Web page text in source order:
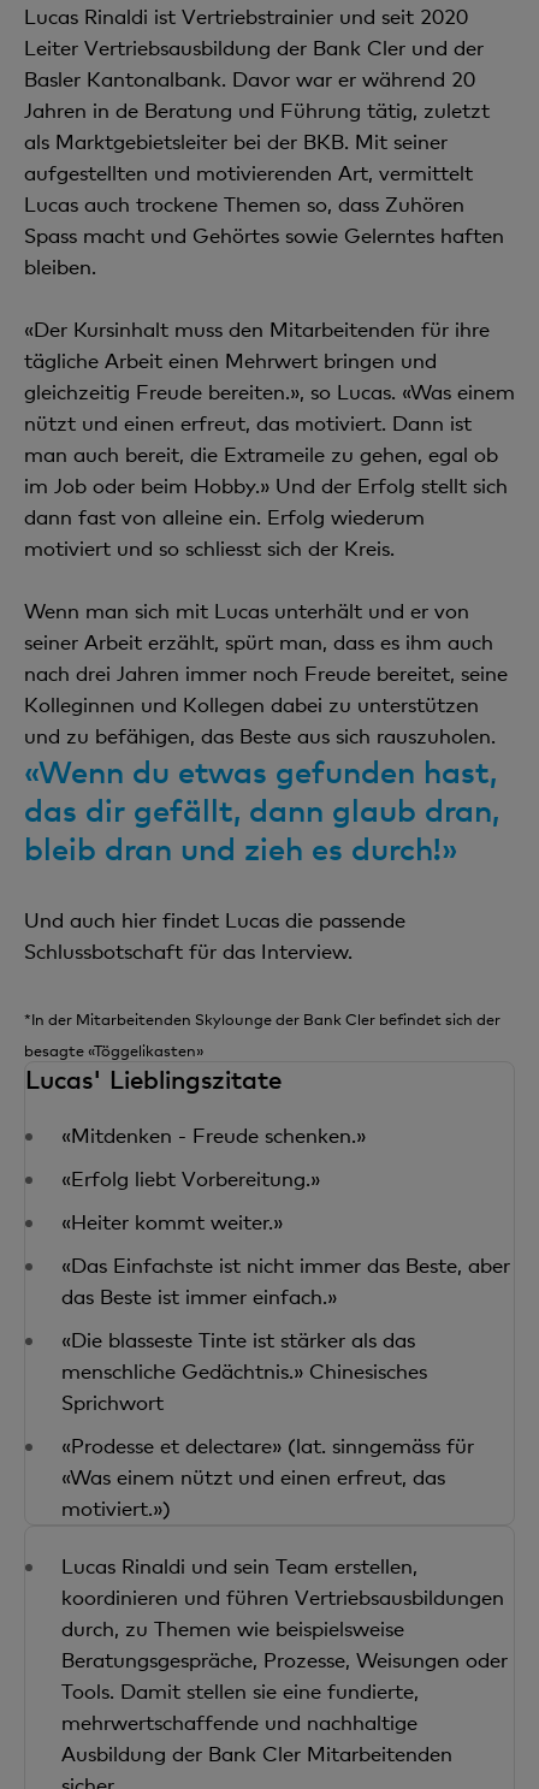
Lucas Rinaldi ist Vertriebstrainier und seit 2020
Leiter Vertriebsausbildung der Bank Cler und der
Basler Kantonalbank. Davor war er während 20
Jahren in de Beratung und Führung tätig, zuletzt
als Marktgebietsleiter bei der BKB. Mit seiner
aufgestellten und motivierenden Art, vermittelt
Lucas auch trockene Themen so, dass Zuhören
Spass macht und Gehörtes sowie Gelerntes haften
bleiben.
«Der Kursinhalt muss den Mitarbeitenden für ihre
tägliche Arbeit einen Mehrwert bringen und
gleichzeitig Freude bereiten.», so Lucas. «Was einem
nützt und einen erfreut, das motiviert. Dann ist
man auch bereit, die Extrameile zu gehen, egal ob
im Job oder beim Hobby.» Und der Erfolg stellt sich
dann fast von alleine ein. Erfolg wiederum
motiviert und so schliesst sich der Kreis.
Wenn man sich mit Lucas unterhält und er von
seiner Arbeit erzählt, spürt man, dass es ihm auch
nach drei Jahren immer noch Freude bereitet, seine
Kolleginnen und Kollegen dabei zu unterstützen
und zu befähigen, das Beste aus sich rauszuholen.
«Wenn du etwas gefunden hast,
das dir gefällt, dann glaub dran,
bleib dran und zieh es durch!»
Und auch hier findet Lucas die passende
Schlussbotschaft für das Interview.
*In der Mitarbeitenden Skylounge der Bank Cler befindet sich der
besagte «Töggelikasten»
Lucas' Lieblingszitate
«Mitdenken - Freude schenken.»
«Erfolg liebt Vorbereitung.»
«Heiter kommt weiter.»
«Das Einfachste ist nicht immer das Beste, aber
das Beste ist immer einfach.»
«Die blasseste Tinte ist stärker als das
menschliche Gedächtnis.» Chinesisches
Sprichwort
«Prodesse et delectare» (lat. sinngemäss für
«Was einem nützt und einen erfreut, das
motiviert.»)
Lucas Rinaldi und sein Team erstellen,
koordinieren und führen Vertriebsausbildungen
durch, zu Themen wie beispielsweise
Beratungsgespräche, Prozesse, Weisungen oder
Tools. Damit stellen sie eine fundierte,
mehrwertschaffende und nachhaltige
Ausbildung der Bank Cler Mitarbeitenden